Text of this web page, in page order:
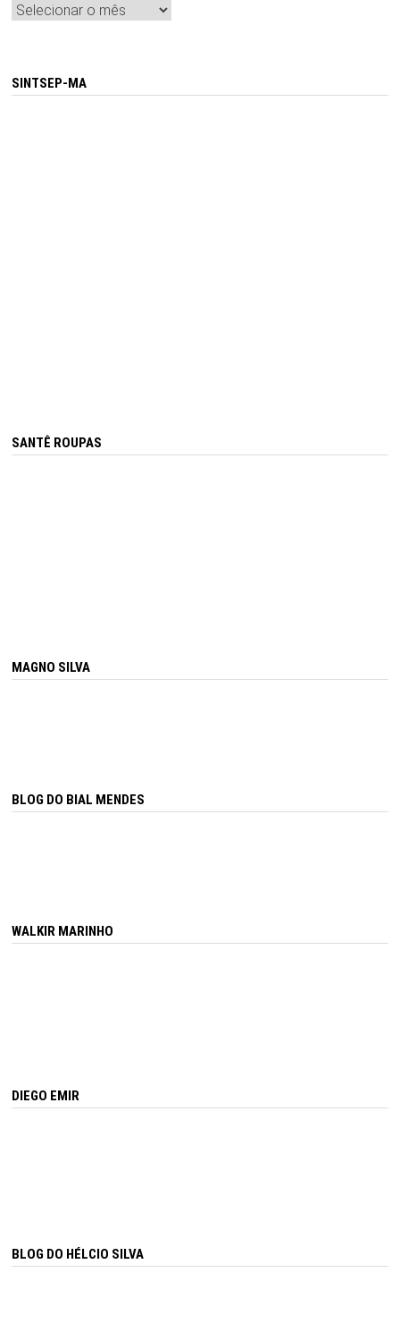
Arquivos
SINTSEP-MA
SANTÊ ROUPAS
MAGNO SILVA
BLOG DO BIAL MENDES
WALKIR MARINHO
DIEGO EMIR
BLOG DO HÉLCIO SILVA